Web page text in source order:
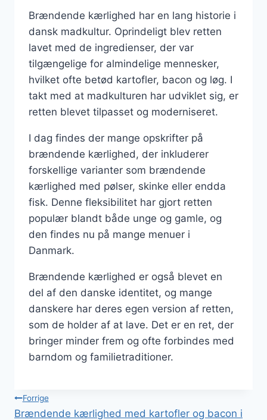
Brændende kærlighed har en lang historie i
dansk madkultur. Oprindeligt blev retten
lavet med de ingredienser, der var
tilgængelige for almindelige mennesker,
hvilket ofte betød kartofler, bacon og løg. I
takt med at madkulturen har udviklet sig, er
retten blevet tilpasset og moderniseret.
I dag findes der mange opskrifter på
brændende kærlighed, der inkluderer
forskellige varianter som brændende
kærlighed med pølser, skinke eller endda
fisk. Denne fleksibilitet har gjort retten
populær blandt både unge og gamle, og
den findes nu på mange menuer i
Danmark.
Brændende kærlighed er også blevet en
del af den danske identitet, og mange
danskere har deres egen version af retten,
som de holder af at lave. Det er en ret, der
bringer minder frem og ofte forbindes med
barndom og familietraditioner.
Indlægsnavigation
Forrige
Brændende kærlighed med kartofler og bacon i